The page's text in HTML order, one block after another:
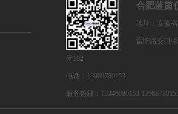
合肥蓝茵
地址：安徽
雷阳路交口
元102
电话：13968780153
服务热线：13346080153